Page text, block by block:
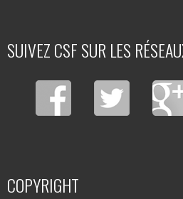
SUIVEZ CSF SUR LES
COPYRIGHT